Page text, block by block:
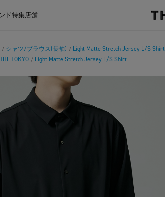
ド特集店舗
/ シャツ/ブラウス(長袖) / Light Matte Stretch Jersey L/S Shirt
THE TOKYO / Light Matte Stretch Jersey L/S Shirt